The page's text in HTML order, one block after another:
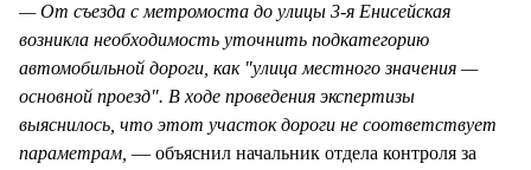
— От съезда с метромоста до улицы 3-я Енисейская
возникла необходимость уточнить подкатегорию
автомобильной дороги, как "улица местного значения —
основной проезд". В ходе проведения экспертизы
выяснилось, что этот участок дороги не соответствует
параметрам, — объяснил начальник отдела контроля за